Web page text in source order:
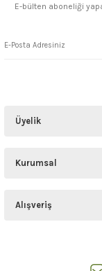
E-bülten aboneliği
Üyelik
Kurumsal
Alışveriş